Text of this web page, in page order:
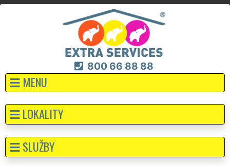
800 66 88 88
MENU
LOKALITY
SLUŽBY